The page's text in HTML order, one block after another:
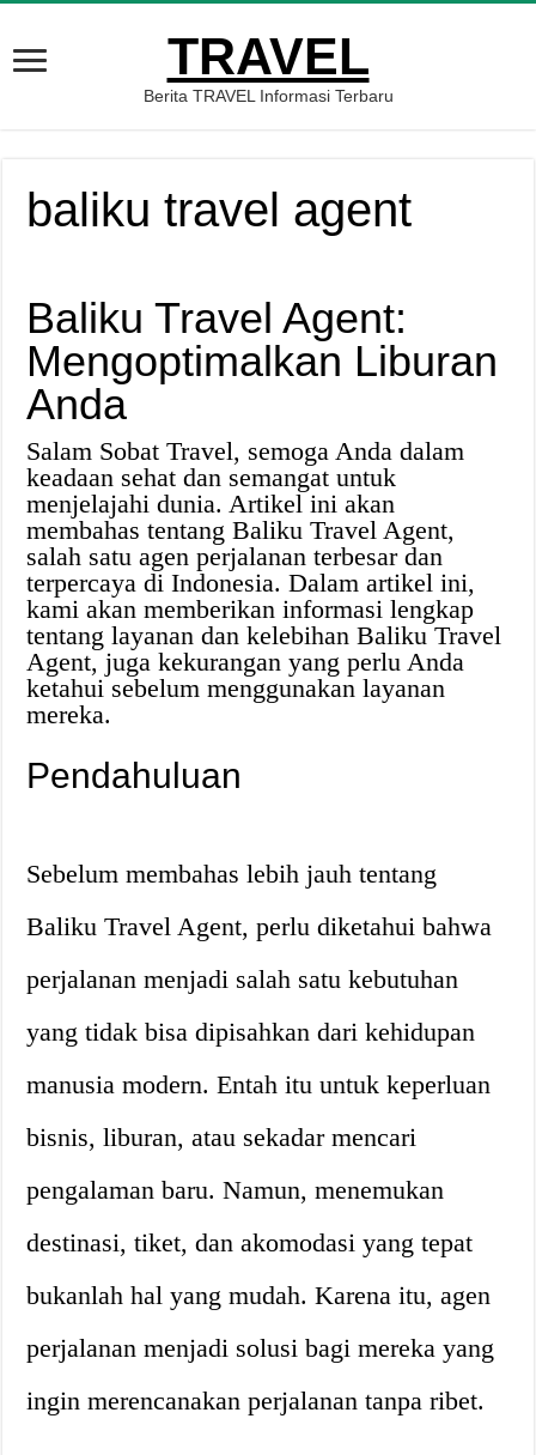
TRAVEL
Berita TRAVEL Informasi Terbaru
baliku travel agent
Baliku Travel Agent:
Mengoptimalkan Liburan
Anda
Salam Sobat Travel, semoga Anda dalam
keadaan sehat dan semangat untuk
menjelajahi dunia. Artikel ini akan
membahas tentang Baliku Travel Agent,
salah satu agen perjalanan terbesar dan
terpercaya di Indonesia. Dalam artikel ini,
kami akan memberikan informasi lengkap
tentang layanan dan kelebihan Baliku Travel
Agent, juga kekurangan yang perlu Anda
ketahui sebelum menggunakan layanan
mereka.
Pendahuluan
Sebelum membahas lebih jauh tentang
Baliku Travel Agent, perlu diketahui bahwa
perjalanan menjadi salah satu kebutuhan
yang tidak bisa dipisahkan dari kehidupan
manusia modern. Entah itu untuk keperluan
bisnis, liburan, atau sekadar mencari
pengalaman baru. Namun, menemukan
destinasi, tiket, dan akomodasi yang tepat
bukanlah hal yang mudah. Karena itu, agen
perjalanan menjadi solusi bagi mereka yang
ingin merencanakan perjalanan tanpa ribet.